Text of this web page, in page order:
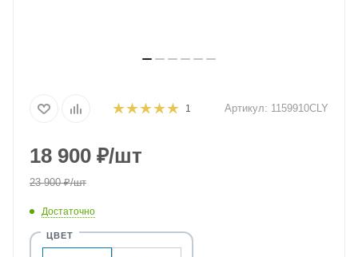
1 Артикул: 1159910CLY
18 900 ₽/шт
23 900₽/шт
Достаточно